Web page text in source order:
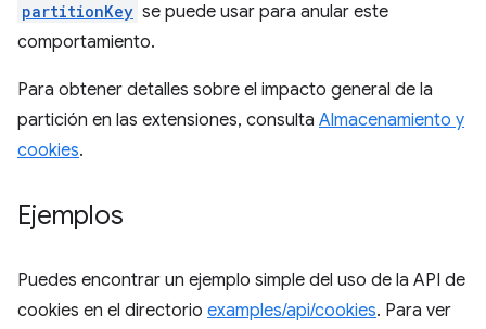
partitionKey se puede usar para anular este
comportamiento.
Para obtener detalles sobre el impacto general de la
partición en las extensiones, consulta Almacenamiento y
cookies.
Ejemplos
Puedes encontrar un ejemplo simple del uso de la API de
cookies en el directorio examples/api/cookies. Para ver